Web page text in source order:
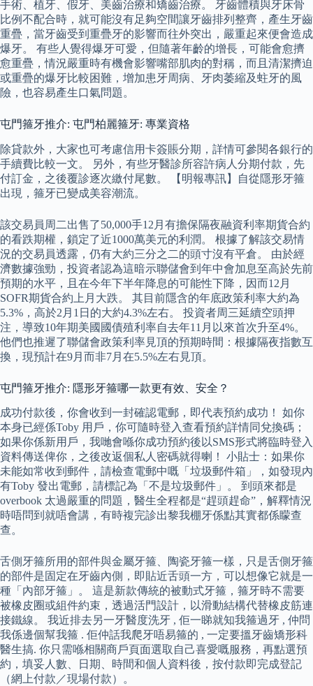
手術、植牙、假牙、美齒治療和矯齒治療。 牙齒體積與牙床骨
比例不配合時，就可能沒有足夠空間讓牙齒排列整齊，產生牙齒
重疊，當牙齒受到重疊牙的影響而往外突出，嚴重起來便會造成
爆牙。 有些人覺得爆牙可愛，但隨著年齡的增長，可能會愈擠
愈重疊，情況嚴重時有機會影響嘴部肌肉的對稱，而且清潔擠迫
或重疊的爆牙比較困難，增加患牙周病、牙肉萎縮及蛀牙的風
險，也容易產生口氣問題。
屯門箍牙推介: 屯門柏麗箍牙: 專業資格
除貸款外，大家也可考慮信用卡簽賬分期，詳情可參閱各銀行的
手續費比較一文。 另外，有些牙醫診所容許病人分期付款，先
付訂金，之後覆診逐次繳付尾數。 【明報專訊】自從隱形牙箍
出現，箍牙已變成美容潮流。
該交易員周二出售了50,000手12月有擔保隔夜融資利率期貨合約
的看跌期權，鎖定了近1000萬美元的利潤。 根據了解該交易情
況的交易員透露，仍有大約三分之二的頭寸沒有平倉。 由於經
濟數據強勁，投資者認為這暗示聯儲會到年中會加息至高於先前
預期的水平，且在今年下半年降息的可能性下降，因而12月
SOFR期貨合約上月大跌。 其目前隱含的年底政策利率大約為
5.3%，高於2月1日的大約4.3%左右。 投資者周三延續空頭押
注，導致10年期美國國債殖利率自去年11月以來首次升至4%。
他們也推遲了聯儲會政策利率見頂的預期時間：根據隔夜指數互
換，現預計在9月而非7月在5.5%左右見頂。
屯門箍牙推介: 隱形牙箍哪一款更有效、安全？
成功付款後，你會收到一封確認電郵，即代表預約成功！ 如你
本身已經係Toby 用戶，你可隨時登入查看預約詳情同兌換碼；
如果你係新用戶，我哋會喺你成功預約後以SMS形式將臨時登入
資料傳送俾你，之後改返個私人密碼就得喇！ 小貼士：如果你
未能如常收到郵件，請檢查電郵中嘅「垃圾郵件箱」，如發現內
有Toby 發出電郵，請標記為「不是垃圾郵件」。 到頭來都是
overbook 太過嚴重的問題，醫生全程都是“趕頭趕命”，解釋情況
時唔問到就唔會講，有時複完診出黎我棚牙係點其實都係矇查
查。
舌側牙箍所用的部件與金屬牙箍、陶瓷牙箍一樣，只是舌側牙箍
的部件是固定在牙齒內側，即貼近舌頭一方，可以想像它就是一
種「內部牙箍」。 這是新款傳統的被動式牙箍，箍牙時不需要
被橡皮圈或組件約束，透過活門設計，以滑動結構代替橡皮筋連
接鐵線。 我近排去另一牙醫度洗牙 , 佢一睇就知我箍過牙 , 仲問
我係邊個幫我箍 . 佢仲話我爬牙唔易箍的 , 一定要搵牙齒矯形科
醫生搞. 你只需喺相關商戶頁面選取自己喜愛嘅服務，再點選預
約，填妥人數、日期、時間和個人資料後，按付款即完成登記
（網上付款／現場付款）。